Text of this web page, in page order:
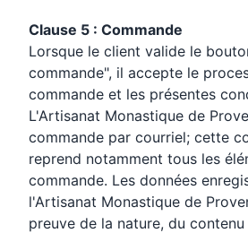
Clause 5 : Commande
Lorsque le client valide le
commande", il accepte le
commande et les présentes
L'Artisanat Monastique de
commande par courriel; cette
reprend notamment tous les
commande. Les données
l'Artisanat Monastique de
preuve de la nature, du